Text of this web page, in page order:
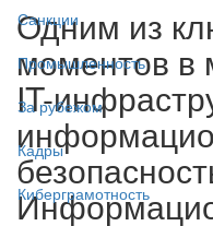
Санкции
Промышленность
За рубежом
Кадры
Киберграмотность
Одним из
моментов в
IT-